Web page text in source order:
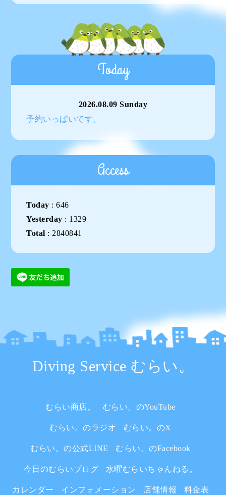
Today
2026.08.09 Sunday
予約いっぱいです。
Access
Today :646
Yesterday : 1329
Total : 2840841
Diving Service むらい。
むらい商店。 むらい。のYouTube
むらい。のラジオ むらい。のX
むらい。の公式LINE むらい。のFacebook
今日のむらいブログ 水曜むらいちゃんねる。
カレンダー インフォメーション 店舗情報 料金表